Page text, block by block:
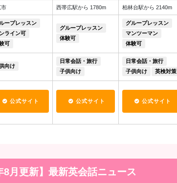
市 西帯広駅から 1780m 柏林台駅から 2140m
ープレッスン
ライン可
可
グループレッスン
体験可
グループレッスン
マンツーマン
体験可
向け
日常会話・旅行
子供向け
日常会話・旅行
子供向け
英検対策
公式サイト 公式サイト 公式サイト
8月更新】最新英会話ニュース